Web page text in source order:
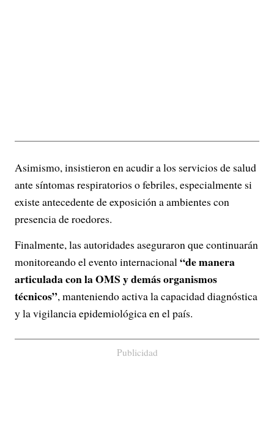
Asimismo, insistieron en acudir a los servicios de salud
ante síntomas respiratorios o febriles, especialmente si
existe antecedente de exposición a ambientes con
presencia de roedores.
Finalmente, las autoridades aseguraron que continuarán
monitoreando el evento internacional“de manera
articulada con la OMS y demás organismos
técnicos”, manteniendo activa la capacidad diagnóstica
y la vigilancia epidemiológica en el país.
Publicidad